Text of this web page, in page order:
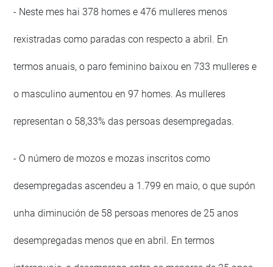
- Neste mes hai 378 homes e 476 mulleres menos
rexistradas como paradas con respecto a abril. En
termos anuais, o paro feminino baixou en 733 mulleres e
o masculino aumentou en 97 homes. As mulleres
representan o 58,33% das persoas desempregadas.
- O número de mozos e mozas inscritos como
desempregadas ascendeu a 1.799 en maio, o que supón
unha diminución de 58 persoas menores de 25 anos
desempregadas menos que en abril. En termos